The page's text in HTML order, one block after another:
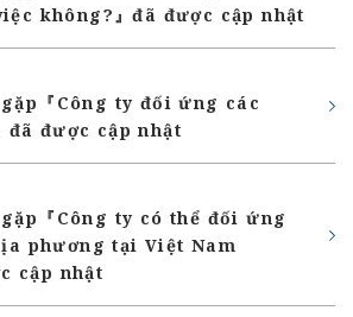
không?』đã được cập nhật
『Công ty đối ứng các
đã được cập nhật
『Công ty có thể đối ứng
phương tại Việt Nam
cập nhật